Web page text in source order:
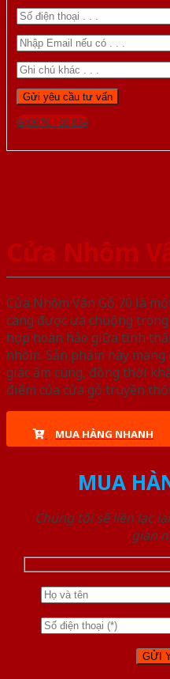
Gọi 0976.169.864
Cửa Nhôm
Cửa Nhôm Vân Gỗ 70 là
càng được ưa chuộng
hợp hoàn hảo giữa tính
nhôm. Sản phẩm này
giác ấm cúng, đồng thời
điểm của cửa gỗ truyền
MUA HÀNG NHANH
MUA
Chúng tôi sẽ liên lạc
gian